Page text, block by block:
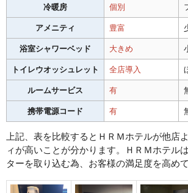
冷暖房 個別
アメニティ 豊富
浴室シャワーベッド 大きめ
トイレウオッシュレット 全店導入
ルームサービス 有
携帯電源コード 有
上記、表を比較するとＨＲＭホテルが他店
ィが高いことが分かります。ＨＲＭホテル
ターを取り込む為、お客様の満足度を高め